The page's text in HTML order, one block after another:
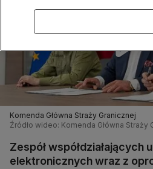
Komenda Główna Straży Granicznej
Źródło wideo: Komenda Główna Straży
Zespół współdziałających
elektronicznych wraz z